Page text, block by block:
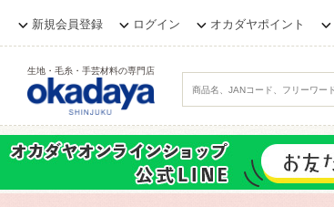
新規会員登録 ログイン オカダヤポイント
生地・毛糸・手芸材料の専門店